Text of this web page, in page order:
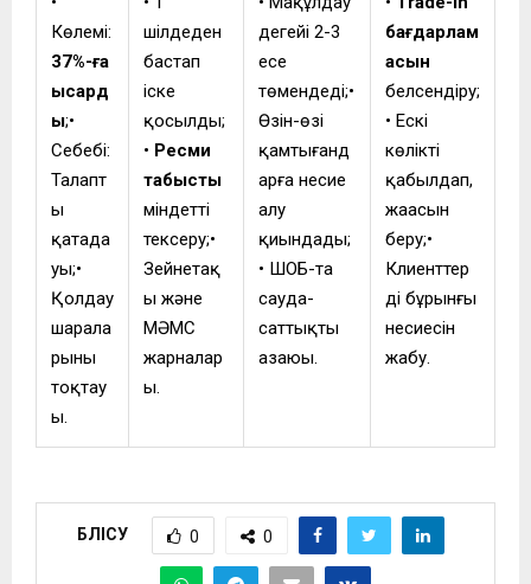
Көлемі:
37%-ға
қысқард
ы;•
Себебі:
Талапт
ың
қатаңда
уы;•
Қолдау
шарала
рының
тоқтау
ы.
шілдеден
бастап
іске
қосылды;
• Ресми
табысты
міндетті
тексеру;•
Зейнетақ
ы және
МӘМС
жарналар
ы.
деңгейі 2-3
есе
төмендеді;•
Өзін-өзі
қамтығанд
арға несие
алу
қиындады;
• ШОБ-та
сауда-
саттықтың
азаюы.
бағдарлам
асын
белсендіру;
• Ескі
көлікті
қабылдап,
жаңасын
беру;•
Клиенттер
дің бұрынғы
несиесін
жабу.
БӨЛІСУ 0 0